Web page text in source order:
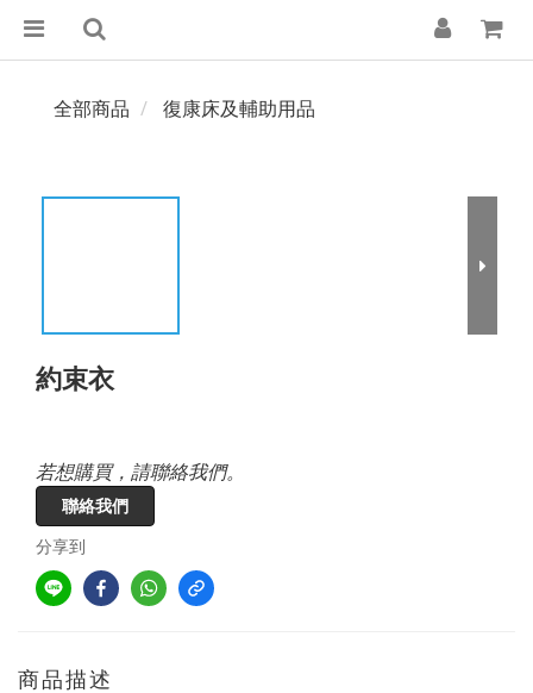
全部商品 復康床及輔助用品
約束衣
若想購買，請聯絡我們。
聯絡我們
分享到
商品描述